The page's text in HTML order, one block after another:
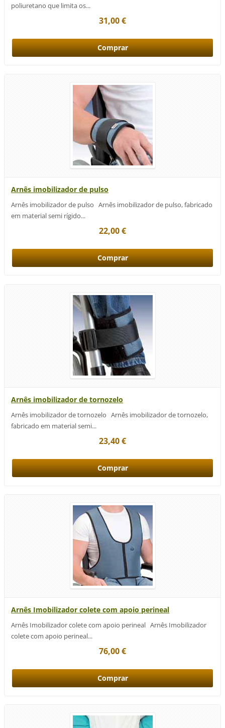
poliuretano que limita os...
31,00 €
Arnês imobilizador de pulso
Arnês imobilizador de pulso Arnês imobilizador de pulso, fabricado
em material semi rígido...
22,00 €
Arnês imobilizador de tornozelo
Arnês imobilizador de tornozelo Arnês imobilizador de tornozelo,
fabricado em material semi...
23,40 €
Arnês Imobilizador colete com apoio perineal
Arnês Imobilizador colete com apoio perineal Arnês Imobilizador
colete com apoio perineal...
76,00 €